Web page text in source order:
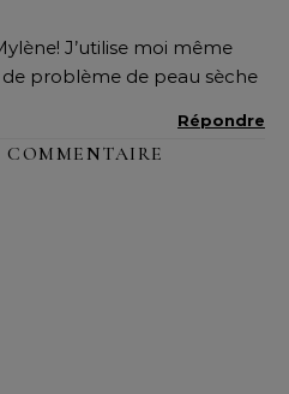
J’utilise moi même
de problème de peau sèche
Répondre